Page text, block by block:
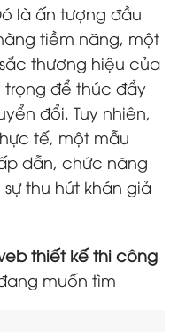
là ấn tượng đầu
tiềm năng, một
thương hiệu của
để thúc đẩy
đổi. Tuy nhiên,
tế, một mẫu
dẫn, chức năng
thu hút khán giả
thiết kế thi công
muốn tìm